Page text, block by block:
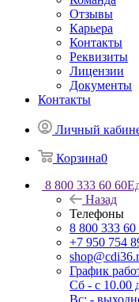
Отзывы
Карьера
Контакты
Реквизиты
Лицензии
Документы
Контакты
Личный
Корзина0
8 800 333 60 60
Назад
Телефоны
8 800 333 60
+7 950 754
График
Сб - с 10.00
Вс: -